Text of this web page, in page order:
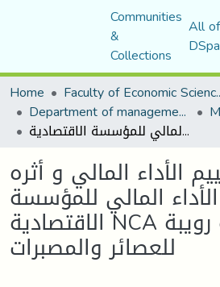
Communities
&
Collections
All of
Home
Faculty of Economic
Department of management sciences
مؤشرات تقييم الأداء المالي و أثره على الأداء المالي للمؤسسة الاقتصادية NCA مؤسسة رويبة للعصائر والمصبرات
الأداء المالي و أثره
المالي للمؤسسة
الاقتصادية NCA مؤسسة رويبة
للعصائر والمصبرات